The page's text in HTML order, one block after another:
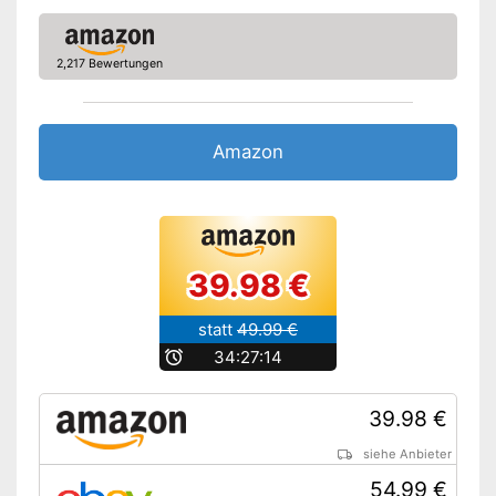
Gepolsterte Armlehne
Belastbarkeit maximal
Lässt sich falten
Inklusive
Keinerlei Rutschgefahr dank
rutschfester Gummifüße
siehe Anbieter
2,217 Bewertungen
Amazon
39.98 €
statt 49.99 €
b 34:27:13
39.98 €
siehe Anbieter
54.99 €